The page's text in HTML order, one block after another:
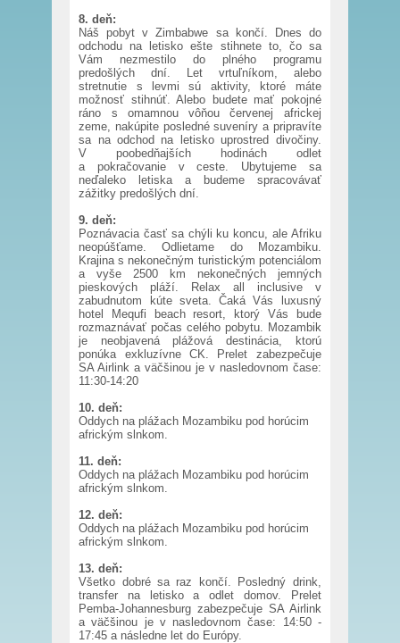
8. deň:
Náš pobyt v Zimbabwe sa končí. Dnes do
odchodu na letisko ešte stihnete to, čo sa
Vám nezmestilo do plného programu
predošlých dní. Let vrtuľníkom, alebo
stretnutie s levmi sú aktivity, ktoré máte
možnosť stihnúť. Alebo budete mať pokojné
ráno s omamnou vôňou červenej africkej
zeme, nakúpite posledné suveníry a pripravíte
sa na odchod na letisko uprostred divočiny.
V poobedňajších hodinách odlet
a pokračovanie v ceste. Ubytujeme sa
neďaleko letiska a budeme spracovávať
zážitky predošlých dní.
9. deň:
Poznávacia časť sa chýli ku koncu, ale Afriku
neopúšťame. Odlietame do Mozambiku.
Krajina s nekonečným turistickým potenciálom
a vyše 2500 km nekonečných jemných
pieskových pláží. Relax all inclusive v
zabudnutom kúte sveta. Čaká Vás luxusný
hotel Mequfi beach resort, ktorý Vás bude
rozmaznávať počas celého pobytu. Mozambik
je neobjavená plážová destinácia, ktorú
ponúka exkluzívne CK. Prelet zabezpečuje
SA Airlink a väčšinou je v nasledovnom čase:
11:30-14:20
10. deň:
Oddych na plážach Mozambiku pod horúcim
africkým slnkom.
11. deň:
Oddych na plážach Mozambiku pod horúcim
africkým slnkom.
12. deň:
Oddych na plážach Mozambiku pod horúcim
africkým slnkom.
13. deň:
Všetko dobré sa raz končí. Posledný drink,
transfer na letisko a odlet domov. Prelet
Pemba-Johannesburg zabezpečuje SA Airlink
a väčšinou je v nasledovnom čase: 14:50 -
17:45 a následne let do Európy.